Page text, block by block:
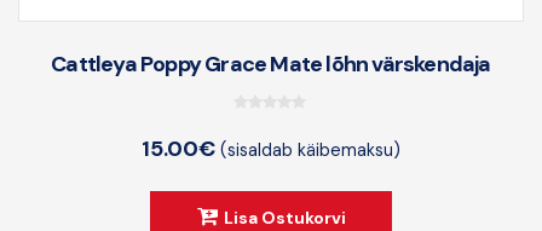
Cattleya Poppy Grace Mate lõhn värskendaja
o
o
15.00€ (sisaldab käibemaksu)
Lisa Ostukorvi